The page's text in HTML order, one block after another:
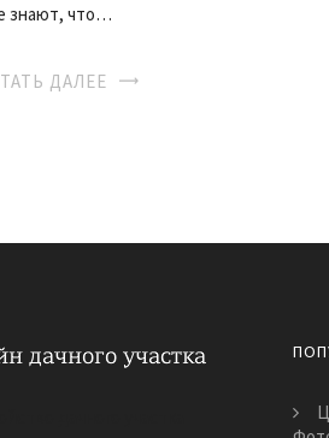
знают, что…
ДАЛЕЕ